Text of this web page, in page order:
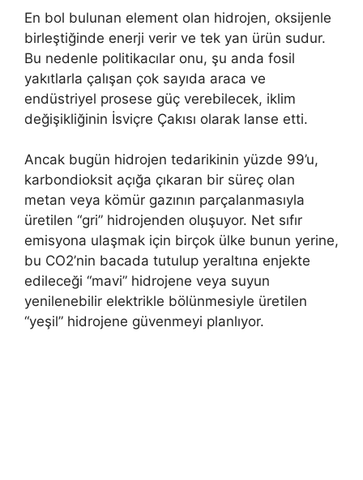
En bol bulunan element olan hidrojen, oksijenle
birleştiğinde enerji verir ve tek yan ürün sudur.
Bu nedenle politikacılar onu, şu anda fosil
yakıtlarla çalışan çok sayıda araca ve
endüstriyel prosese güç verebilecek, iklim
değişikliğinin İsviçre Çakısı olarak lanse etti.
Ancak bugün hidrojen tedarikinin yüzde 99’u,
karbondioksit açığa çıkaran bir süreç olan
metan veya kömür gazının parçalanmasıyla
üretilen “gri” hidrojenden oluşuyor. Net sıfır
emisyona ulaşmak için birçok ülke bunun yerine,
bu CO2’nin bacada tutulup yeraltına enjekte
edileceği “mavi” hidrojene veya suyun
yenilenebilir elektrikle bölünmesiyle üretilen
“yeşil” hidrojene güvenmeyi planlıyor.